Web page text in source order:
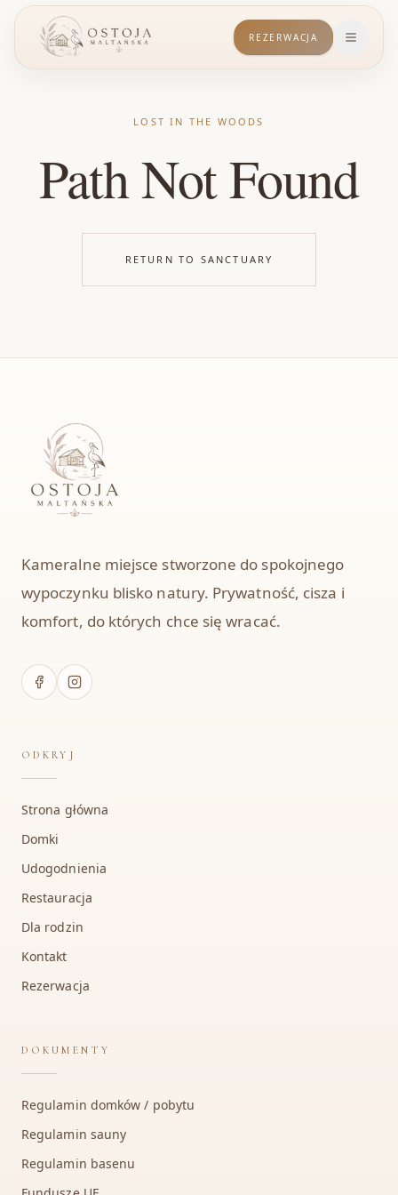
REZERWACJA Otwórz
LOST IN THE WOODS
Path Not Found
RETURN TO SANCTUARY
Kameralne miejsce stworzone do spokojnego
wypoczynku blisko natury. Prywatność, cisza i
komfort, do których chce się wracać.
ODKRYJ
Strona główna
Domki
Udogodnienia
Restauracja
Dla rodzin
Kontakt
Rezerwacja
DOKUMENTY
Regulamin domków / pobytu
Regulamin sauny
Regulamin basenu